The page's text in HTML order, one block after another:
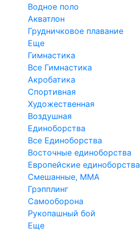
Водное поло
Акватлон
Грудничковое плавание
Еще
Гимнастика
Все Гимнастика
Акробатика
Спортивная
Художественная
Воздушная
Единоборства
Все Единоборства
Восточные единоборства
Европейские единоборства
Смешанные, ММА
Грэпплинг
Самооборона
Рукопашный бой
Еще